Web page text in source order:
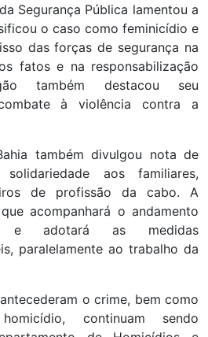
Segurança Pública lamentou a
o caso como feminicídio e
das forças de segurança na
fatos e na responsabilização
também destacou seu
à violência contra a
também divulgou nota de
solidariedade aos familiares,
de profissão da cabo. A
acompanhará o andamento
e adotará as medidas
paralelamente ao trabalho da
o crime, bem como
continuam sendo